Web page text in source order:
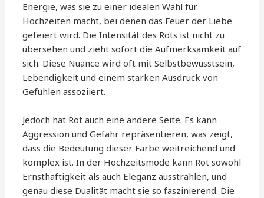
Energie, was sie zu einer idealen Wahl für
Hochzeiten macht, bei denen das Feuer der Liebe
gefeiert wird. Die Intensität des Rots ist nicht zu
übersehen und zieht sofort die Aufmerksamkeit auf
sich. Diese Nuance wird oft mit Selbstbewusstsein,
Lebendigkeit und einem starken Ausdruck von
Gefühlen assoziiert.
Jedoch hat Rot auch eine andere Seite. Es kann
Aggression und Gefahr repräsentieren, was zeigt,
dass die Bedeutung dieser Farbe weitreichend und
komplex ist. In der Hochzeitsmode kann Rot sowohl
Ernsthaftigkeit als auch Eleganz ausstrahlen, und
genau diese Dualität macht sie so faszinierend. Die